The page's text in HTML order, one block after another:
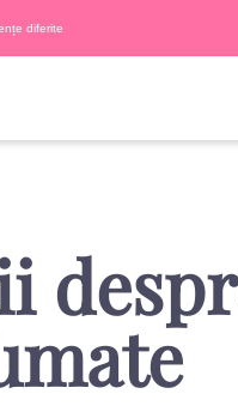
diferite